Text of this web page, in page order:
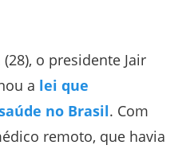
o presidente Jair
a lei que
no Brasil. Com
remoto, que havia